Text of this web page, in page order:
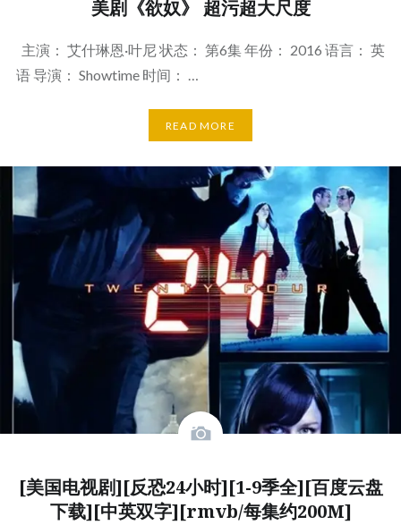
美剧《欲奴》 超污超大尺度
主演： 艾什琳恩·叶尼 状态： 第6集 年份： 2016 语言： 英
语 导演： Showtime 时间： …
READ MORE
[美国电视剧][反恐24小时][1-9季全][百度云盘
下载][中英双字][rmvb/每集约200M]